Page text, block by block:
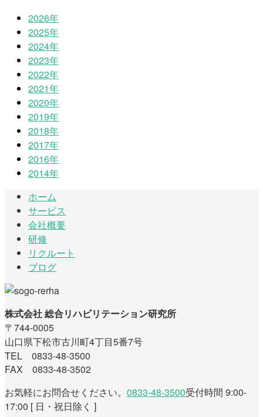
2026年
2025年
2024年
2023年
2022年
2021年
2020年
2019年
2018年
2017年
2016年
2014年
ホーム
サービス
会社概要
研修
リクルート
ブログ
株式会社 総合リハビリテーション研究所
〒744-0005
山口県下松市古川町4丁目5番7号
TEL 0833-48-3500
FAX 0833-48-3502
お気軽にお問合せください。 0833-48-3500受付時間 9:00-
17:00 [ 日・祝日除く ]